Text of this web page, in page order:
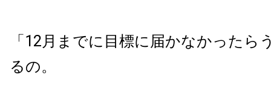
「12月までに目標に届かなかったら
るの。